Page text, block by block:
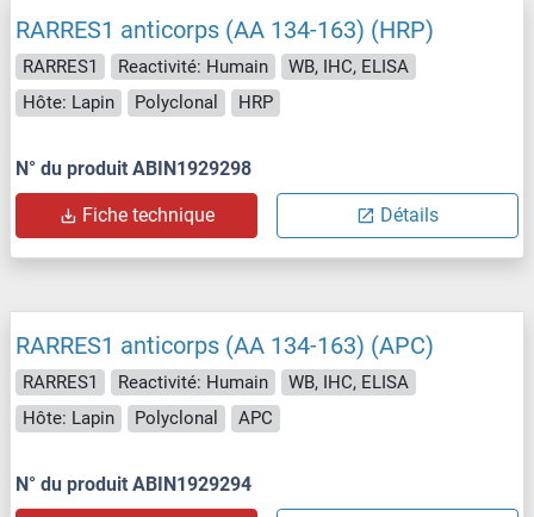
RARRES1 anticorps (AA 134-163) (HRP)
RARRES1 Reactivité: Humain
WB, IHC, ELISA
Hôte: Lapin
Polyclonal HRP
N° du produit ABIN1929298
Fiche technique Détails
RARRES1 anticorps (AA 134-163) (APC)
RARRES1 Reactivité: Humain
WB, IHC, ELISA
Hôte: Lapin
Polyclonal APC
N° du produit ABIN1929294